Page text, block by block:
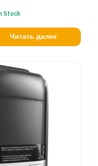
Stock
Читать далее